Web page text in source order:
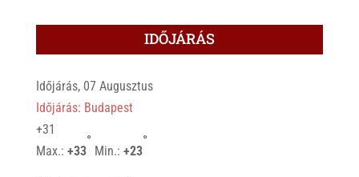
IDŐJÁRÁS
Időjárás, 07 Augusztus
Időjárás: Budapest
+31
Max.: +33
°
Min.: +23
°